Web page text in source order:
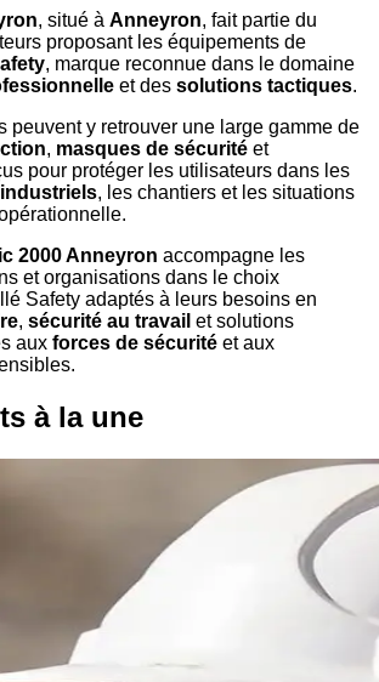
, situé à Anneyron, fait partie du
proposant les équipements de
, marque reconnue dans le domaine
et des solutions tactiques.
peuvent y retrouver une large gamme de
, masques de sécurité et
pour protéger les utilisateurs dans les
, les chantiers et les situations
2000 Anneyron accompagne les
et organisations dans le choix
Safety adaptés à leurs besoins en
, sécurité au travail et solutions
aux forces de sécurité et aux
à la une